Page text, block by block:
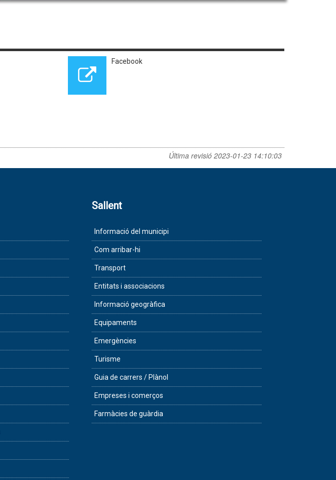
Facebook
Última revisió 2023-01-23 14:10:03
Sallent
Informació del municipi
Com arribar-hi
Transport
Entitats i associacions
Informació geogràfica
Equipaments
Emergències
Turisme
Guia de carrers / Plànol
Empreses i comerços
Farmàcies de guàrdia